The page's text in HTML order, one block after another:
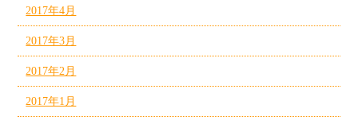
2017年4月
2017年3月
2017年2月
2017年1月